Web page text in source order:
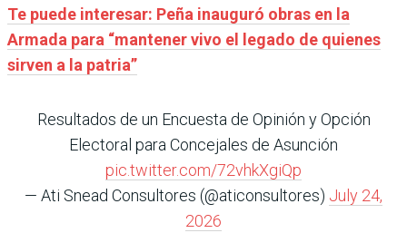
Te puede interesar: Peña inauguró obras en la
Armada para “mantener vivo el legado de quienes
sirven a la patria”
Resultados de un Encuesta de Opinión y Opción
Electoral para Concejales de Asunción
pic.twitter.com/72vhkXgiQp
— Ati Snead Consultores (@aticonsultores) July 24,
2026